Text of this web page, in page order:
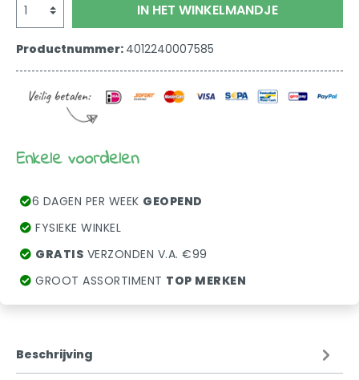
IN HET WINKELMANDJE
Productnummer: 4012240007585
Enkele voordelen
6 DAGEN PER WEEK GEOPEND
FYSIEKE WINKEL
GRATIS VERZONDEN V.A. €99
GROOT ASSORTIMENT TOP MERKEN
Beschrijving